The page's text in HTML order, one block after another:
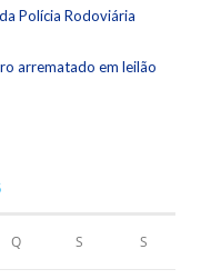
Polícia Rodoviária
arrematado em leilão
Q S S